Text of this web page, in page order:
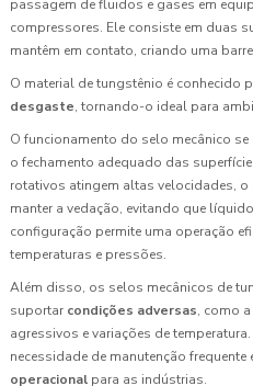
passagem de fluidos e gases em
compressores. Ele consiste em duas
mantêm em contato, criando uma
O material de tungstênio é conhecido
desgaste, tornando-o ideal para
O funcionamento do selo mecânico
o fechamento adequado das
rotativos atingem altas velocidades, o
manter a vedação, evitando que
configuração permite uma operação
temperaturas e pressões.
Além disso, os selos mecânicos de
suportar condições adversas, como
agressivos e variações de
necessidade de manutenção
operacional para as indústrias.